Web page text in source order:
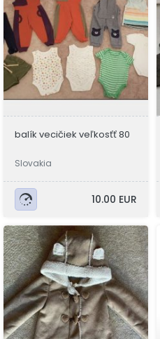
balík vecičiek veľkosťť 80
Slovakia
10.00 EUR